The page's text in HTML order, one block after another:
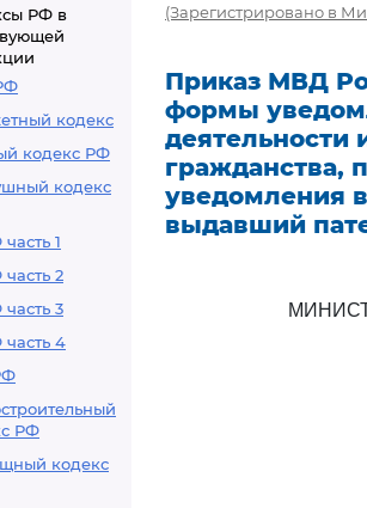
РФ в
кодекс
кодекс РФ
кодекс
1
2
3
4
РФ
кодекс
(Зарегистрировано в
Приказ МВД
формы
гражданства,
уведомления
выдавший